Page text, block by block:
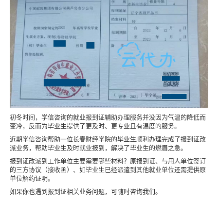
初冬时间，学信咨询的就业报到证辅助办理服务并没因为气温的降低而
变冷，反而为毕业生提供了更及时、更专业且有温度的服务。
近期学信咨询帮助一位长春财经学院的毕业生顺利办理完成了报到证改
派业务，帮助毕业生及时就业报到，解决了毕业生的燃眉之急。
报到证改派到工作单位主要需要哪些材料？原报到证、与用人单位签订
的三方协议（接收函）、如毕业生已经派遣到其他就业单位还需提供原
单位解约证明。
如果你也遇到报到证相关业务问题，可随时咨询我们。